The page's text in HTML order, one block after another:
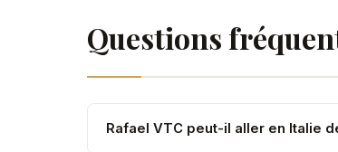
Questions
Rafael VTC peut-il aller en Italie